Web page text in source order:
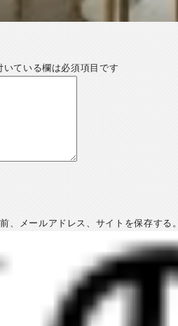
いている欄は必須項目です
、メールアドレス、サイトを保存する。